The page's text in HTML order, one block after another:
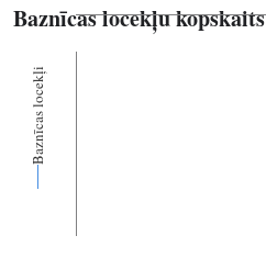
Baznīcas locekļu kopskaits
Baznīcas locekļi